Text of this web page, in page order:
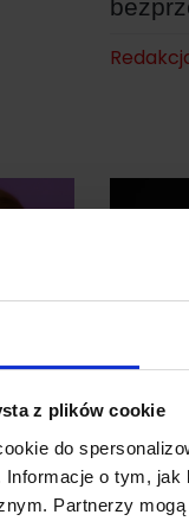
z plików cookie
do
o tym,
Partnerzy